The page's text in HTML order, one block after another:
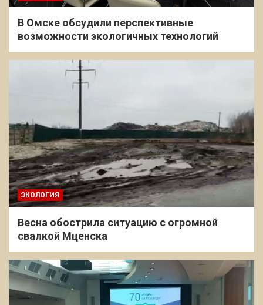
В Омске обсудили перспективные
возможности экологичных технологий
ЭКОЛОГИЯ
Весна обострила ситуацию с огромной
свалкой Мценска